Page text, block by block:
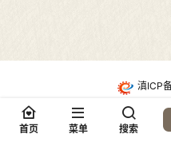
滇ICP
・
Copyright © 2026
首页 菜单 搜索